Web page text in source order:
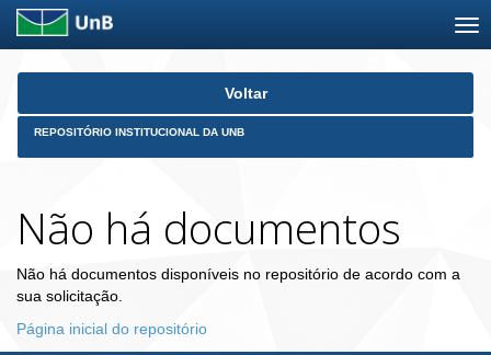
Skip
Voltar
REPOSITÓRIO INSTITUCIONAL DA UNB
Não há documentos
Não há documentos disponíveis no repositório de acordo com a
sua solicitação.
Página inicial do repositório